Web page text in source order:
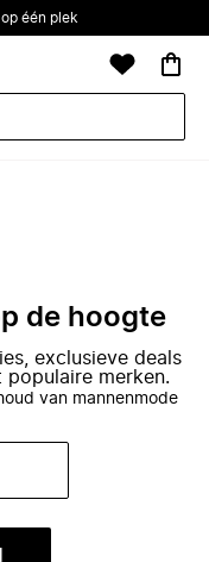
één plek
de hoogte
exclusieve deals
merken.
van mannenmode